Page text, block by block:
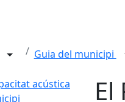
Guia del municipi
acústica
El